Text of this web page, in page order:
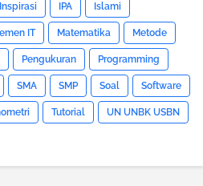
Inspirasi IPA Islami
IT Matematika Metode
Pengukuran Programming
SMA SMP Soal Software
Tutorial UN UNBK USBN